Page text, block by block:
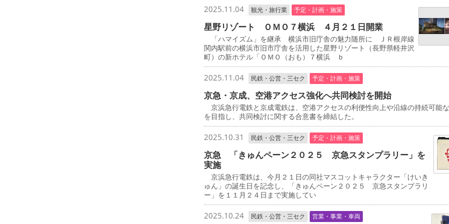
2025.11.04 観光・旅行業 予定・計画・施策
星野リゾート ＯＭＯ７横浜 ４月２１日開業
「ハマイズム」を継承 横浜市旧庁舎の魅力随所に ＪＲ根岸線
関内駅前の横浜市旧市庁舎を活用した星野リゾート（長野県軽井沢
町）の新ホテル「ＯＭＯ（おも）７横浜 ｂ
2025.11.04 民鉄・公営・三セク 予定・計画・施策
京急・京成、空港アクセス強化へ共同検討を開始
京浜急行電鉄と京成電鉄は、空港アクセスの利便性向上や沿線の持続可能
を目指し、共同検討に関する合意書を締結した。
2025.10.31 民鉄・公営・三セク 予定・計画・施策
京急 「きゅんペーン２０２５ 京急スタンプラリー」を
実施
京浜急行電鉄は、今月２１日の同社マスコットキャラクター「けいき
ゅん」の誕生日を記念し、「きゅんペーン２０２５ 京急スタンプラリ
ー」を１１月２４日まで実施してい
2025.10.24 民鉄・公営・三セク 営業・事業・車両